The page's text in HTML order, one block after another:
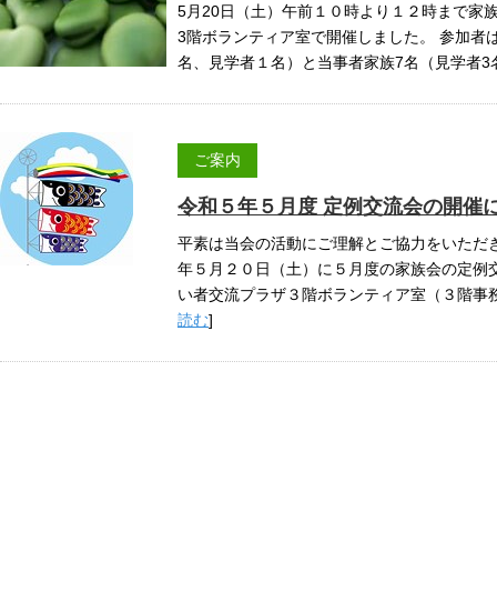
5月20日（土）午前１０時より１２時まで家
3階ボランティア室で開催しました。 参加者
名、見学者１名）と当事者家族7名（見学者
ご案内
令和５年５月度 定例交流会の開催
平素は当会の活動にご理解とご協力をいた
年５月２０日（土）に５月度の家族会の定
い者交流プラザ３階ボランティア室（３階
読む]